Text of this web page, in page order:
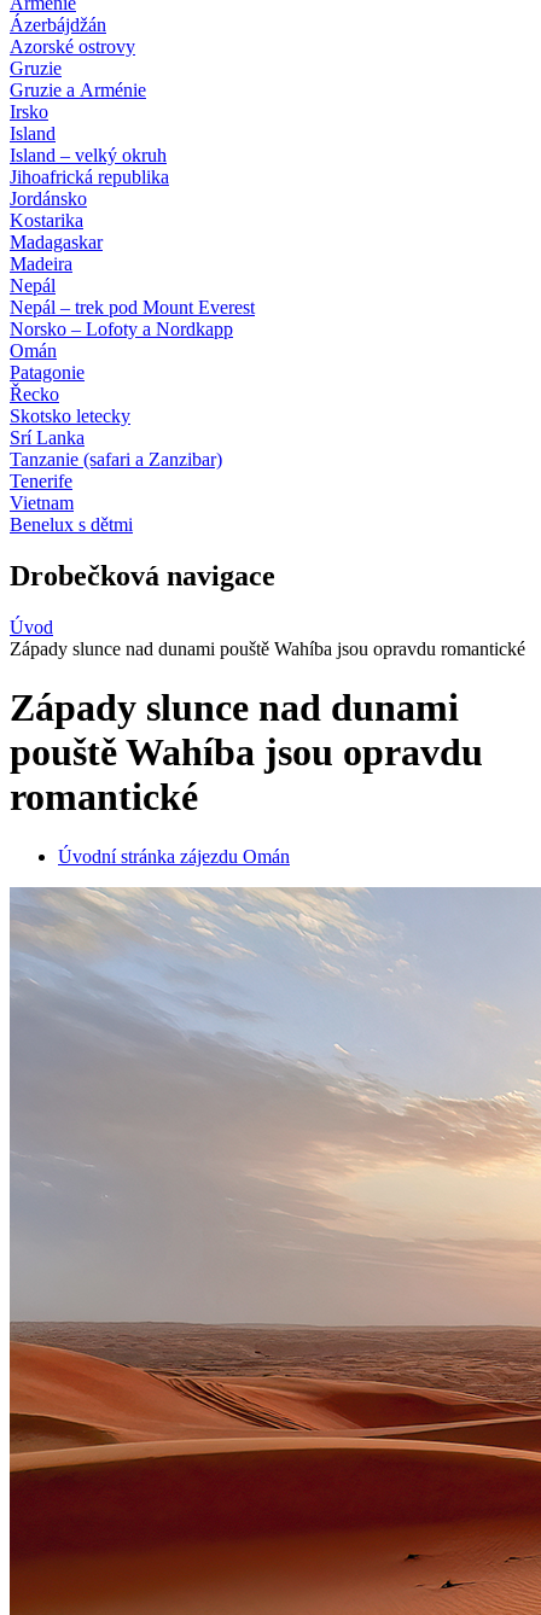
Ázerbájdžán
Azorské ostrovy
Gruzie
Gruzie a Arménie
Irsko
Island
Island – velký okruh
Jihoafrická republika
Jordánsko
Kostarika
Madagaskar
Madeira
Nepál
Nepál – trek pod Mount Everest
Norsko – Lofoty a Nordkapp
Omán
Patagonie
Řecko
Skotsko letecky
Srí Lanka
Tanzanie (safari a Zanzibar)
Tenerife
Vietnam
Benelux s dětmi
Drobečková navigace
Úvod
Západy slunce nad dunami pouště Wahíba jsou opravdu romantické
Západy slunce nad dunami
pouště Wahíba jsou opravdu
romantické
Úvodní stránka zájezdu Omán